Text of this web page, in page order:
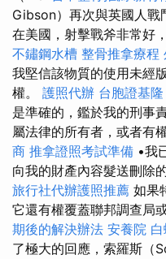
Gibson）再次與英國人戰
在美國，射擊戰斧非常好
不鏽鋼水槽 整骨推拿療程
我堅信該物質的使用未經
權。 護照代辦 台胞證基隆
是準確的，鑑於我的刑事
屬法律的所有者，或者有
商 推拿證照考試準備 •我
向我的財產內容髮送刪除
旅行社代辦護照推薦 如果
它還有權覆蓋聯邦調查局
期後的解決辦法 安養院
了極大的回應，索羅斯（